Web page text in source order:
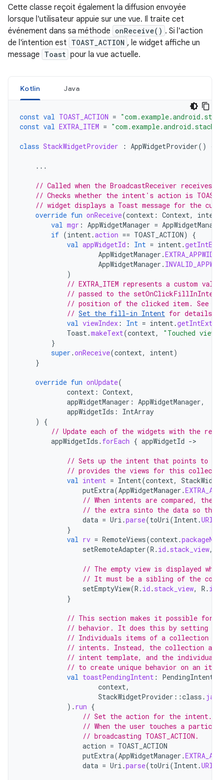
Cette classe reçoit également la diffusion envoyée
lorsque l'utilisateur appuie sur une vue. Il traite cet
événement dans sa méthode onReceive() . Si l'action
de l'intention est TOAST_ACTION , le widget affiche un
message Toast pour la vue actuelle.
Kotlin Java
const val TOAST_ACTION =
const val EXTRA_ITEM =
class StackWidgetProvider : AppWidgetProvider() {
...
// Called when the BroadcastReceiver receives
// Checks whether the intent's action is
// widget displays a Toast message for the
override fun onReceive(context : Context,
val mgr : AppWidgetManager =
if (intent.action == TOAST_ACTION)
{
val appWidgetId : Int = intent.
AppWidgetManager .
AppWidgetManager .
)
// EXTRA_ITEM represents a custom
// passed to the
// position of the clicked item. See
// Set the fill-in Intent for details.
val viewIndex : Int = intent.getIntExtra
Toast.makeText(context, "Touched view
}
super .onReceive(context, intent)
}
override fun onUpdate(
context : Context,
appWidgetManager : AppWidgetManager,
appWidgetIds :
IntArray
)
{
// Update each of the widgets with the
appWidgetIds . forEach { appWidgetId ->
// Sets up the intent that points to
// provides the views for this
val intent = Intent(context,
putExtra(AppWidgetManager .
// When intents are compared, the
// the extra sinto the data so
data = Uri .parse(toUri(Intent.
}
val rv = RemoteViews(context.
setRemoteAdapter(R . id . stack_view,
// The empty view is displayed
// It must be a sibling of the
setEmptyView(R . id . stack_view, R . id
}
// This section makes it possible for
// behavior. It does this by setting
// Individuals items of a collection
// intents. Instead, the collection as
// intent template, and the
// to create unique behavior on an
val toastPendingIntent : PendingIntent
context,
StackWidgetProvider ::class .
). run {
// Set the action for the intent.
// When the user touches a
// broadcasting TOAST_ACTION.
action = TOAST_ACTION
putExtra(AppWidgetManager .
data = Uri .parse(toUri(Intent.